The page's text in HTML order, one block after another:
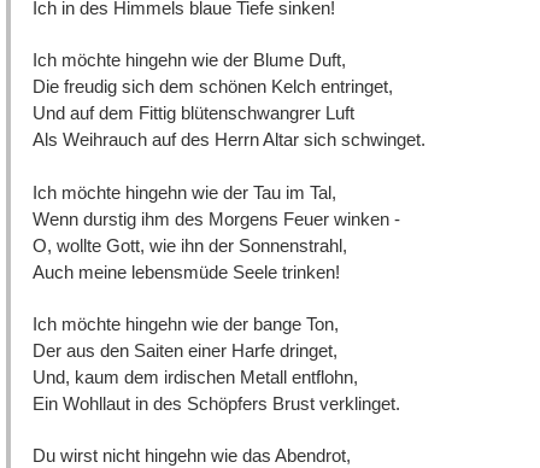
Ich in des Himmels blaue Tiefe sinken!
Ich möchte hingehn wie der Blume Duft,
Die freudig sich dem schönen Kelch entringet,
Und auf dem Fittig blütenschwangrer Luft
Als Weihrauch auf des Herrn Altar sich schwinget.
Ich möchte hingehn wie der Tau im Tal,
Wenn durstig ihm des Morgens Feuer winken -
O, wollte Gott, wie ihn der Sonnenstrahl,
Auch meine lebensmüde Seele trinken!
Ich möchte hingehn wie der bange Ton,
Der aus den Saiten einer Harfe dringet,
Und, kaum dem irdischen Metall entflohn,
Ein Wohllaut in des Schöpfers Brust verklinget.
Du wirst nicht hingehn wie das Abendrot,